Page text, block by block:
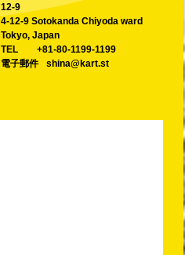
12-9
4-12-9 Sotokanda Chiyoda ward
Tokyo, Japan
TEL
+81-80-1199-1199
電子郵件
shina@kart.st